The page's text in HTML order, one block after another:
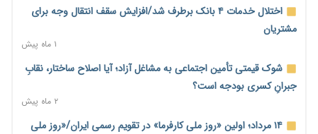
جزئیات به‌زودی اعلام می‌شود
گسترش چتر بیمه‌ای برای مشاغل نوپدید؛ بیش از ۲۸۰ هزار فرهنگی
مدارس غیردولتی بیمه شدند
انتقال ریلی نفت ایران از مسیر افغانستان به چین توجیه اقتصادی
ندارد
اختلال خدمات ۴ بانک برطرف شد/افزایش سقف انتقال وجه برای
مشتریان
۱ ماه پیش
شوک قیمتی تأمین اجتماعی به مشاغل آزاد؛ آیا اصلاح ساختار، نقابِ
جبرانِ کسری بودجه است؟
۲ ماه پیش
۱۴ مرداد؛ اولین «روز ملی کارفرما» در تقویم رسمی ایران/«روز ملی